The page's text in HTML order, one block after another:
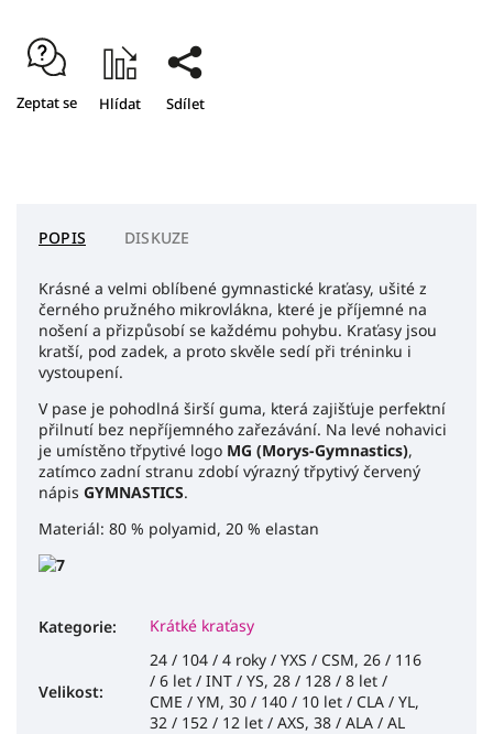
Zeptat se Hlídat Sdílet
POPIS DISKUZE
Krásné a velmi oblíbené gymnastické kraťasy, ušité z
černého pružného mikrovlákna, které je příjemné na
nošení a přizpůsobí se každému pohybu. Kraťasy jsou
kratší, pod zadek, a proto skvěle sedí při tréninku i
vystoupení.
V pase je pohodlná širší guma, která zajišťuje perfektní
přilnutí bez nepříjemného zařezávání. Na levé nohavici
je umístěno třpytivé logo MG (Morys-Gymnastics),
zatímco zadní stranu zdobí výrazný třpytivý červený
nápis GYMNASTICS.
Materiál: 80 % polyamid, 20 % elastan
Kategorie: Krátké kraťasy
Velikost:
24 / 104 / 4 roky / YXS / CSM, 26 / 116
/ 6 let / INT / YS, 28 / 128 / 8 let /
CME / YM, 30 / 140 / 10 let / CLA / YL,
32 / 152 / 12 let / AXS, 38 / ALA / AL